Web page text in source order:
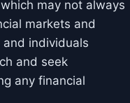
may not always
markets and
individuals
and seek
any financial